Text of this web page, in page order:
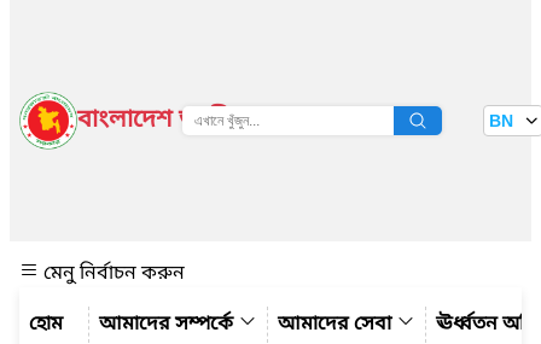
বাংলাদেশ জাতীয় তথ্য বাতায়ন BN
মেনু নির্বাচন করুন
আমাদের সম্পর্কে
আমাদের সেবা ঊর্ধ্বতন